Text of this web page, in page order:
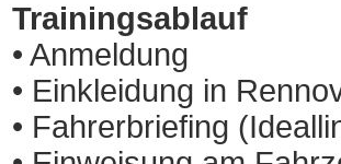
Trainingsablauf
• Anmeldung
• Einkleidung in
• Fahrerbriefing